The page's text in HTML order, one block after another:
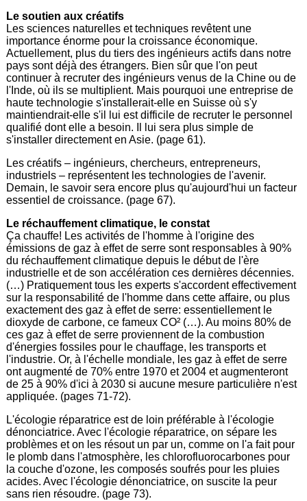
Le soutien aux créatifs
Les sciences naturelles et techniques revêtent une
importance énorme pour la croissance économique.
Actuellement, plus du tiers des ingénieurs actifs dans notre
pays sont déjà des étrangers. Bien sûr que l'on peut
continuer à recruter des ingénieurs venus de la Chine ou de
l'Inde, où ils se multiplient. Mais pourquoi une entreprise de
haute technologie s'installerait-elle en Suisse où s'y
maintiendrait-elle s'il lui est difficile de recruter le personnel
qualifié dont elle a besoin. Il lui sera plus simple de
s'installer directement en Asie. (page 61).
Les créatifs – ingénieurs, chercheurs, entrepreneurs,
industriels – représentent les technologies de l'avenir.
Demain, le savoir sera encore plus qu'aujourd'hui un facteur
essentiel de croissance. (page 67).
Le réchauffement climatique, le constat
Ça chauffe! Les activités de l'homme à l'origine des
émissions de gaz à effet de serre sont responsables à 90%
du réchauffement climatique depuis le début de l'ère
industrielle et de son accélération ces dernières décennies.
(…) Pratiquement tous les experts s'accordent effectivement
sur la responsabilité de l'homme dans cette affaire, ou plus
exactement des gaz à effet de serre: essentiellement le
dioxyde de carbone, ce fameux CO² (…). Au moins 80% de
ces gaz à effet de serre proviennent de la combustion
d'énergies fossiles pour le chauffage, les transports et
l'industrie. Or, à l'échelle mondiale, les gaz à effet de serre
ont augmenté de 70% entre 1970 et 2004 et augmenteront
de 25 à 90% d'ici à 2030 si aucune mesure particulière n'est
appliquée. (pages 71-72).
L'écologie réparatrice est de loin préférable à l'écologie
dénonciatrice. Avec l'écologie réparatrice, on sépare les
problèmes et on les résout un par un, comme on l'a fait pour
le plomb dans l'atmosphère, les chlorofluorocarbones pour
la couche d'ozone, les composés soufrés pour les pluies
acides. Avec l'écologie dénonciatrice, on suscite la peur
sans rien résoudre. (page 73).